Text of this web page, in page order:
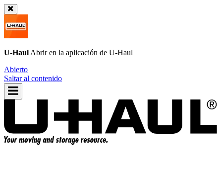
U-Haul Abrir en la aplicación de U-Haul
Abierto
Saltar al contenido